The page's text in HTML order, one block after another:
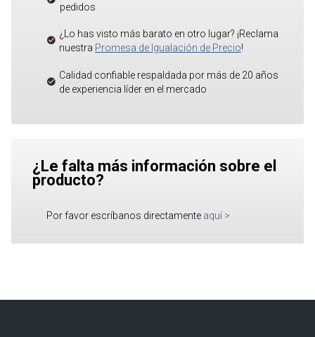
pedidos
¿Lo has visto más barato en otro lugar? ¡Reclama
nuestra Promesa de Igualación de Precio!
Calidad confiable respaldada por más de 20 años
de experiencia líder en el mercado
¿Le falta más información sobre el
producto?
Por favor escríbanos directamente aquí >